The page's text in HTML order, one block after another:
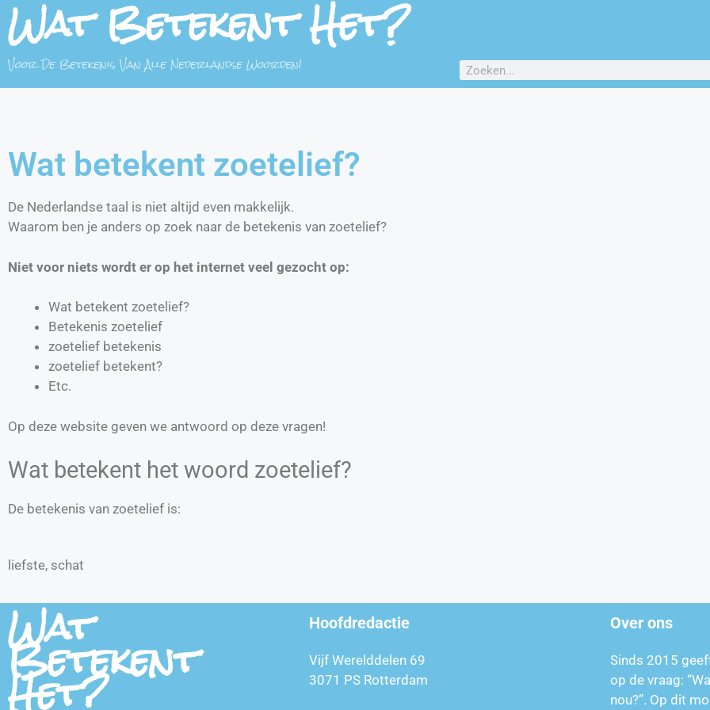
Wat Betekent Het?
Voor De Betekenis Van Alle Nederlandse Woorden!
Wat betekent zoetelief?
De Nederlandse taal is niet altijd even makkelijk.
Waarom ben je anders op zoek naar de betekenis van zoetelief?
Niet voor niets wordt er op het internet veel gezocht op:
Wat betekent zoetelief?
Betekenis zoetelief
zoetelief betekenis
zoetelief betekent?
Etc.
Op deze website geven we antwoord op deze vragen!
Wat betekent het woord zoetelief?
De betekenis van zoetelief is:
liefste, schat
Wat
Betekent
Het?
Hoofdredactie
Vijf Werelddelen 69
3071 PS Rotterdam
Over ons
Sinds 2015
op de vraag:
nou?”. Op dit